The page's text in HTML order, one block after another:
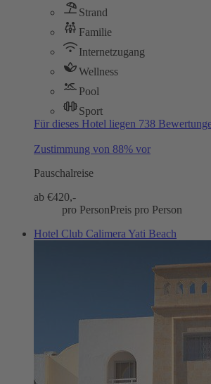
Strand
Familie
Internetzugang
Wellness
Pool
Sport
Für dieses Hotel liegen 738
Zustimmung von 88% vor
Pauschalreise
ab €420,-
pro PersonPreis pro Person
Hotel Club Calimera Yati Beach